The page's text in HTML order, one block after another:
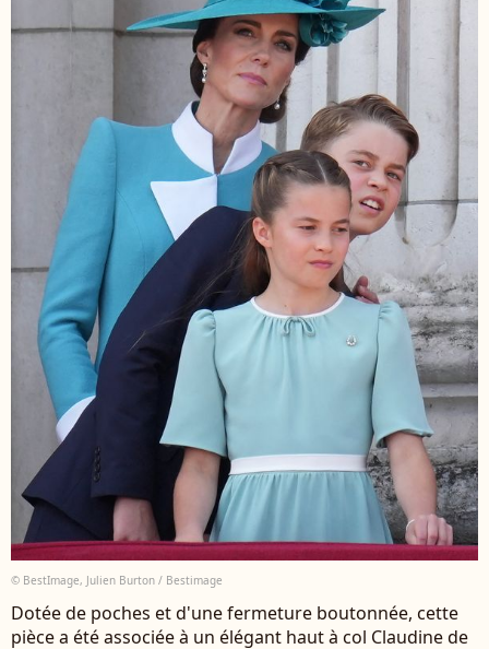
© BestImage, Julien Burton / Bestimage
Dotée de poches et d'une fermeture boutonnée, cette
pièce a été associée à un élégant haut à col Claudine de